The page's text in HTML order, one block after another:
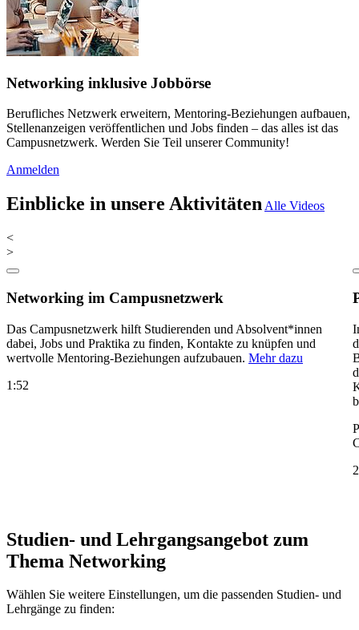
Networking inklusive Jobbörse
Berufliches Netzwerk erweitern, Mentoring-Beziehungen aufbauen,
Stellenanzeigen veröffentlichen und Jobs finden – das alles ist das
Campusnetzwerk. Werden Sie Teil unserer Community!
Anmelden
Einblicke in unsere Aktivitäten Alle Videos
<
>
Networking im Campusnetzwerk
Das Campusnetzwerk hilft Studierenden und Absolvent*innen
dabei, Jobs und Praktika zu finden, Kontakte zu knüpfen und
wertvolle Mentoring-Beziehungen aufzubauen. Mehr dazu
1:52
Studien- und Lehrgangsangebot zum
Thema Networking
Wählen Sie weitere Einstellungen, um die passenden Studien- und
Lehrgänge zu finden: